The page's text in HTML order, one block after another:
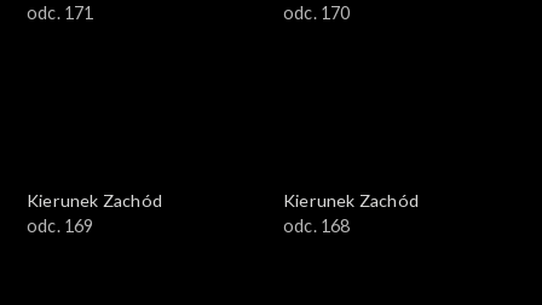
odc. 171
odc. 170
Kierunek Zachód
odc. 169
Kierunek Zachód
odc. 168